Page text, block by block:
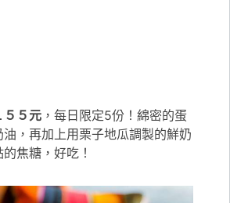
５５元 ，每日限定5份！綿密的蛋
，再加上用栗子地瓜調製的鮮奶
焦糖，好吃！